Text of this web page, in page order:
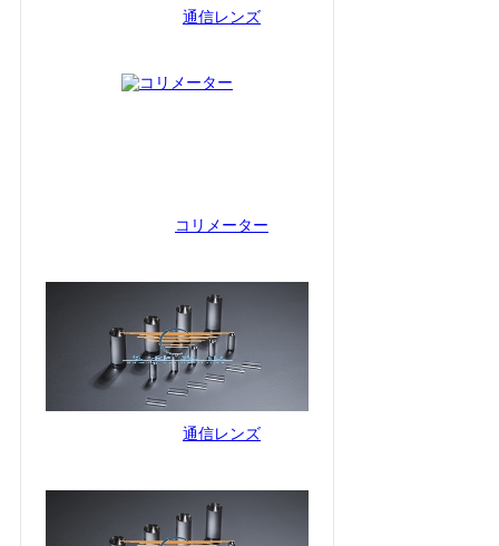
通信レンズ
コリメーター
通信レンズ